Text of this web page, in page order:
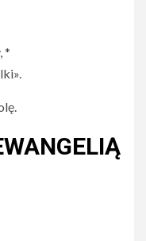
*